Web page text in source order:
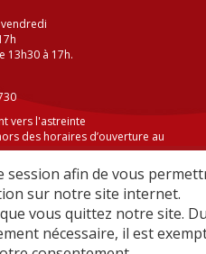
13h30 à 17h.
vers l'astreinte
des horaires d’ouverture au
légales
session afin de vous
sur notre site internet.
vous quittez notre site.
nécessaire, il est